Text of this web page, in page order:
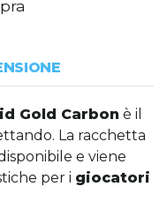
Gold Carbon è il
La racchetta
e viene
per i giocatori